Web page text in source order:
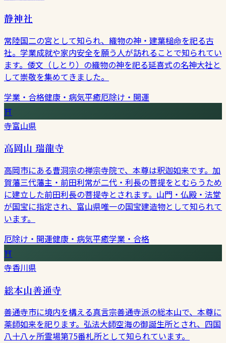
静神社
常陸国二の宮として知られ、織物の神・建葉槌命を祀る古
社。学業成就や家内安全を願う人が訪れることで知られてい
ます。倭文（しとり）の織物の神を祀る延喜式の名神大社と
して崇敬を集めてきました。
学業・合格健康・病気平癒厄除け・開運
⛩
寺富山県
高岡山 瑞龍寺
高岡市にある曹洞宗の禅宗寺院で、本尊は釈迦如来です。加
賀藩三代藩主・前田利常が二代・利長の菩提をとむらうため
に建立した前田利長の菩提寺とされます。山門・仏殿・法堂
が国宝に指定され、富山県唯一の国宝建造物として知られて
います。
厄除け・開運健康・病気平癒学業・合格
⛩
寺香川県
総本山善通寺
善通寺市に境内を構える真言宗善通寺派の総本山で、本尊に
薬師如来を祀ります。弘法大師空海の御誕生所とされ、四国
八十八ヶ所霊場第75番札所として知られています。